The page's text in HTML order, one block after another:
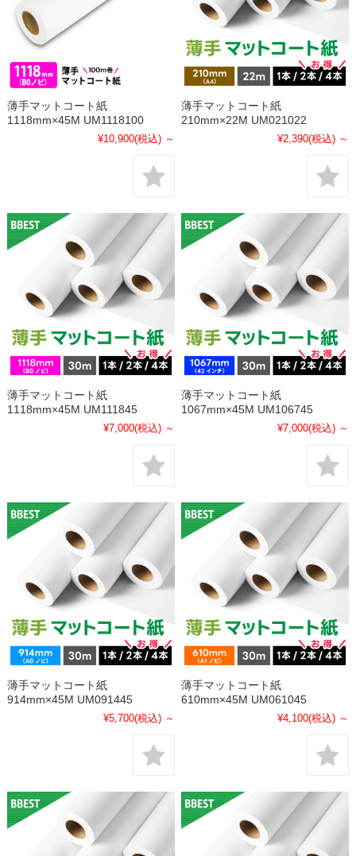
薄手マットコート紙
1118mm×45M UM1118100
¥10,900(税込) ～
薄手マットコート紙
210mm×22M UM021022
¥2,390(税込) ～
薄手マットコート紙
1118mm×45M UM111845
¥7,000(税込) ～
薄手マットコート紙
1067mm×45M UM106745
¥7,000(税込) ～
薄手マットコート紙
914mm×45M UM091445
¥5,700(税込) ～
薄手マットコート紙
610mm×45M UM061045
¥4,100(税込) ～